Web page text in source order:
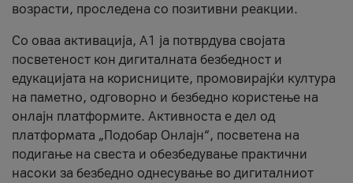
возрасти, проследена со позитивни реакции.
Со оваа активација, А1 ја потврдува својата
посветеност кон дигиталната безбедност и
едукацијата на корисниците, промовирајќи култура
на паметно, одговорно и безбедно користење на
онлајн платформите. Активноста е дел од
платформата „Подобар Онлајн“, посветена на
подигање на свеста и обезбедување практични
насоки за безбедно однесување во дигиталниот